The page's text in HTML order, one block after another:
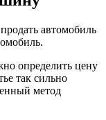
автомобиль
определить цену
так сильно
метод